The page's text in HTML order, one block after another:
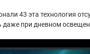
43 эта технология
даже при дневном